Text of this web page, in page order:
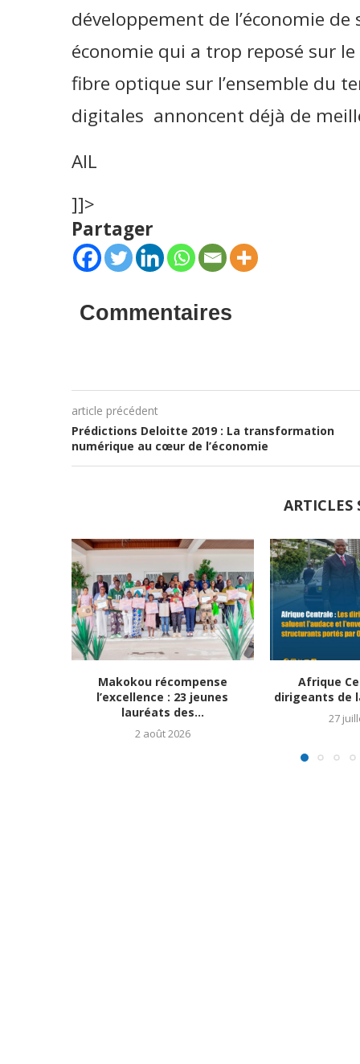
développement de l’économie
économie qui a trop reposé sur
fibre optique sur l’ensemble du
digitales annoncent déjà de
AIL
]]>
Partager
Commentaires
article précédent
Prédictions Deloitte 2019 : La transformation
numérique au cœur de l’économie
ARTICLES
Makokou récompense
l’excellence : 23 jeunes
lauréats des...
2 août 2026
Afrique
dirigeants de
27